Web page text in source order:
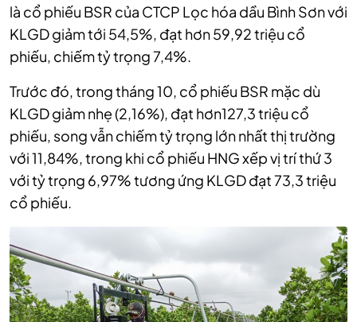
là cổ phiếu BSR của CTCP Lọc hóa dầu Bình Sơn với
KLGD giảm tới 54,5%, đạt hơn 59,92 triệu cổ
phiếu, chiếm tỷ trọng 7,4%.
Trước đó, trong tháng 10, cổ phiếu BSR mặc dù
KLGD giảm nhẹ (2,16%), đạt hơn127,3 triệu cổ
phiếu, song vẫn chiếm tỷ trọng lớn nhất thị trường
với 11,84%, trong khi cổ phiếu HNG xếp vị trí thứ 3
với tỷ trọng 6,97% tương ứng KLGD đạt 73,3 triệu
cổ phiếu.